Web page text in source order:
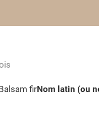
firNom latin (ou